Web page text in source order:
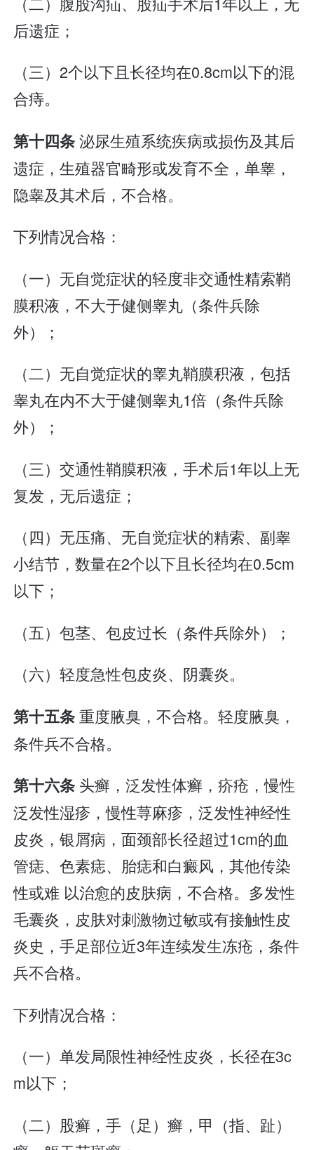
后遗症；
（三）2个以下且长径均在0.8cm以下的混
合痔。
第十四条泌尿生殖系统疾病或损伤及其后
遗症，生殖器官畸形或发育不全，单睾，
隐睾及其术后，不合格。
下列情况合格：
（一）无自觉症状的轻度非交通性精索鞘
膜积液，不大于健侧睾丸（条件兵除
外）；
（二）无自觉症状的睾丸鞘膜积液，包括
睾丸在内不大于健侧睾丸1倍（条件兵除
外）；
（三）交通性鞘膜积液，手术后1年以上无
复发，无后遗症；
（四）无压痛、无自觉症状的精索、副睾
小结节，数量在2个以下且长径均在0.5cm
以下；
（五）包茎、包皮过长（条件兵除外）；
（六）轻度急性包皮炎、阴囊炎。
第十五条重度腋臭，不合格。轻度腋臭，
条件兵不合格。
第十六条 头癣，泛发性体癣，疥疮，慢性
泛发性湿疹，慢性荨麻疹，泛发性神经性
皮炎，银屑病，面颈部长径超过1cm的血
管痣、色素痣、胎痣和白癜风，其他传染
性或难 以治愈的皮肤病，不合格。多发性
毛囊炎，皮肤对刺激物过敏或有接触性皮
炎史，手足部位近3年连续发生冻疮，条件
兵不合格。
下列情况合格：
（一）单发局限性神经性皮炎，长径在3c
m以下；
（二）股癣，手（足）癣，甲（指、趾）